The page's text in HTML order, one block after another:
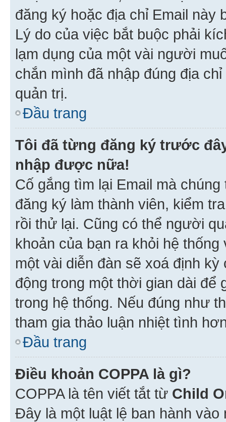
đăng ký hoặc địa chỉ Email này
Lý do của việc bắt buộc phải
lạm dụng của một vài người
chắn mình đã nhập đúng địa
quản trị.
Đầu trang
Tôi đã từng đăng ký trước
nhập được nữa!
Cố gắng tìm lại Email mà
đăng ký làm thành viên, kiểm
rồi thử lại. Cũng có thể người
khoản của bạn ra khỏi hệ
một vài diễn đàn sẽ xoá định
động trong một thời gian dài
trong hệ thống. Nếu đúng như
tham gia thảo luận nhiệt tình
Đầu trang
Điều khoản COPPA là gì?
COPPA là tên viết tắt từ Child
Đây là một luật lệ ban hành